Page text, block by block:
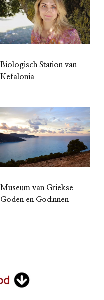
Biologisch Station van
Kefalonia
Museum van Griekse
Goden en Godinnen